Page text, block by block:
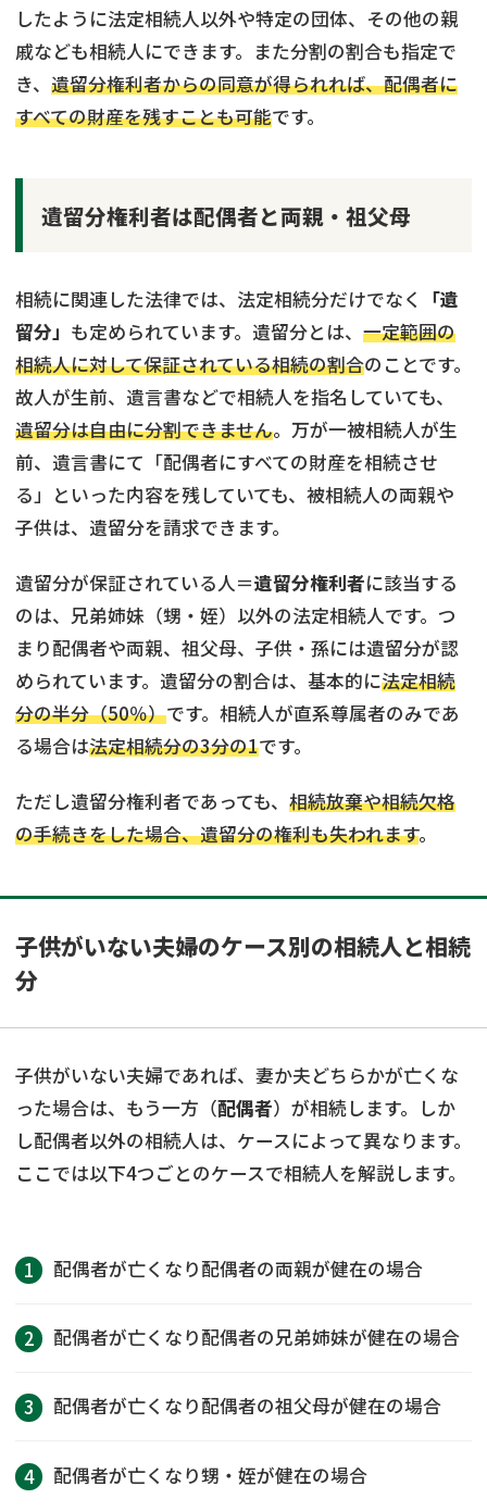
したように法定相続人以外や特定の団体、その他の親
戚なども相続人にできます。また分割の割合も指定で
き、 遺留分権利者からの同意が得られれば、配偶者に
すべての財産を残すことも可能です。
遺留分権利者は配偶者と両親・祖父母
相続に関連した法律では、法定相続分だけでなく 「遺
留分」 も定められています。遺留分とは、 一定範囲の
相続人に対して保証されている相続の割合のことです。
故人が生前、遺言書などで相続人を指名していても、
遺留分は自由に分割できません。万が一被相続人が生
前、遺言書にて「配偶者にすべての財産を相続させ
る」といった内容を残していても、被相続人の両親や
子供は、遺留分を請求できます。
遺留分が保証されている人＝遺留分権利者に該当する
のは、兄弟姉妹（甥・姪）以外の法定相続人です。つ
まり配偶者や両親、祖父母、子供・孫には遺留分が認
められています。遺留分の割合は、基本的に法定相続
分の半分（50％）です。相続人が直系尊属者のみであ
る場合は法定相続分の3分の1です。
ただし遺留分権利者であっても、 相続放棄や相続欠格
の手続きをした場合、遺留分の権利も失われます。
子供がいない夫婦のケース別の相続人と相続
分
子供がいない夫婦であれば、妻か夫どちらかが亡くな
った場合は、もう一方（配偶者）が相続します。しか
し配偶者以外の相続人は、ケースによって異なります。
ここでは以下4つごとのケースで相続人を解説します。
配偶者が亡くなり配偶者の両親が健在の場合
配偶者が亡くなり配偶者の兄弟姉妹が健在の場合
配偶者が亡くなり配偶者の祖父母が健在の場合
配偶者が亡くなり甥・姪が健在の場合